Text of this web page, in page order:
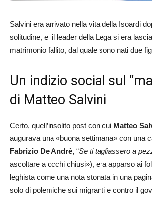
Salvini era arrivato nella vita della Isoardi
solitudine, e il leader della Lega si era
matrimonio fallito, dal quale sono nati due
Un indizio social sul
di Matteo Salvini
Certo, quell’insolito post con cui Matteo
augurava una «buona settimana» con una
Fabrizio De Andrè, “Se ti tagliassero a
ascoltare a occhi chiusi»), era apparso ai
leghista come una nota stonata in una
solo di polemiche sui migranti e contro il